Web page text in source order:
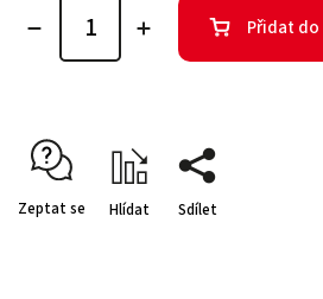
Přidat
Zeptat se Hlídat Sdílet